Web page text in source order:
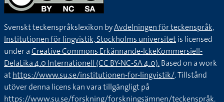
Svenskt teckenspråkslexikon byAvdelningen för teckenspråk,
Institutionen för lingvistik, Stockholms universitetis licensed
under aCreative Commons Erkännande-IckeKommersiell-
DelaLika 4.0 Internationell (CC BY-NC-SA 4.0).Based on a work
athttps://www.su.se/institutionen-for-lingvistik/. Tillstånd
utöver denna licens kan vara tillgängligt på
https://www.su.se/forskning/forskningsämnen/teckenspråk.